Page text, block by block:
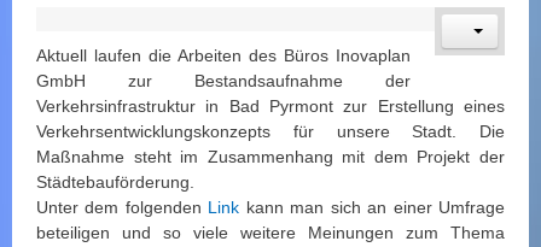
Aktuell laufen die Arbeiten des Büros Inovaplan
GmbH zur Bestandsaufnahme der
Verkehrsinfrastruktur in Bad Pyrmont zur Erstellung eines
Verkehrsentwicklungskonzepts für unsere Stadt. Die
Maßnahme steht im Zusammenhang mit dem Projekt der
Städtebauförderung.
Unter dem folgenden Link kann man sich an einer Umfrage
beteiligen und so viele weitere Meinungen zum Thema